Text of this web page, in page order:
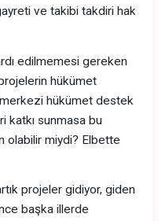
ve takibi takdiri hak
edilmemesi gereken
hükümet
merkezi hükümet destek
katkı sunmasa bu
olabilir miydi? Elbette
projeler gidiyor, giden
başka illerde